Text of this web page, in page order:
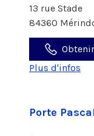
13 rue Stade
84360
Plus d'infos
Porte